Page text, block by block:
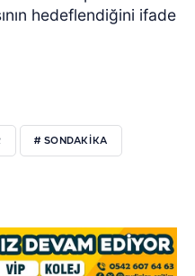
hedeflendiğini ifade
# SONDAKIKA